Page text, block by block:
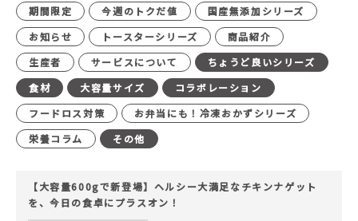
期間限定 今週のトクだ値
国産無添加シリーズ
お知らせ
トースターシリーズ
商品紹介
生産者
サービスについて
ちょうど良いシリーズ
食材
大容量サイズ
コラボレーション
フードロス対策
お弁当にも！冷凍おかずシリーズ
栄養コラム
その他
【大容量600gで新登場】ヘルシー大満足なチキンナゲット
を、今日の食卓にプラスオン！